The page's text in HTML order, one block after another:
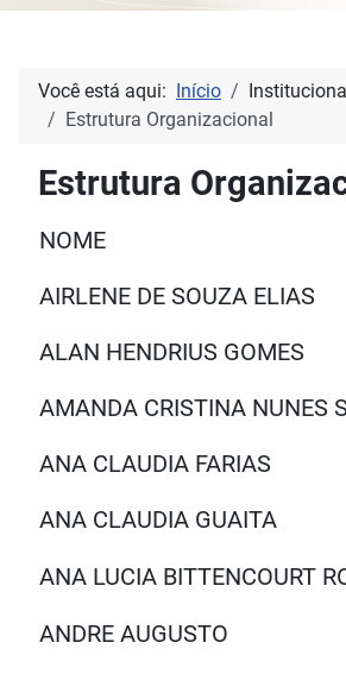
Você está aqui: Início
Estrutura Organizacional
Estrutura
NOME
AIRLENE DE SOUZA
ALAN HENDRIUS
AMANDA CRISTINA
ANA CLAUDIA
ANA CLAUDIA
ANA LUCIA
ANDRE